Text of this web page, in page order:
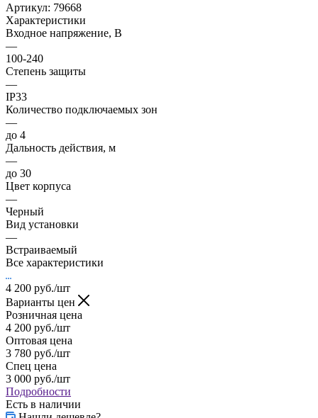
Артикул: 79668
Характеристики
Входное напряжение, В
—
100-240
Степень защиты
—
IP33
Количество подключаемых зон
—
до 4
Дальность действия, м
—
до 30
Цвет корпуса
—
Черный
Вид установки
—
Встраиваемый
Все характеристики
4 200 руб./шт
Варианты цен
Розничная цена
4 200 руб./шт
Оптовая цена
3 780 руб./шт
Спец цена
3 000 руб./шт
Подробности
Есть в наличии